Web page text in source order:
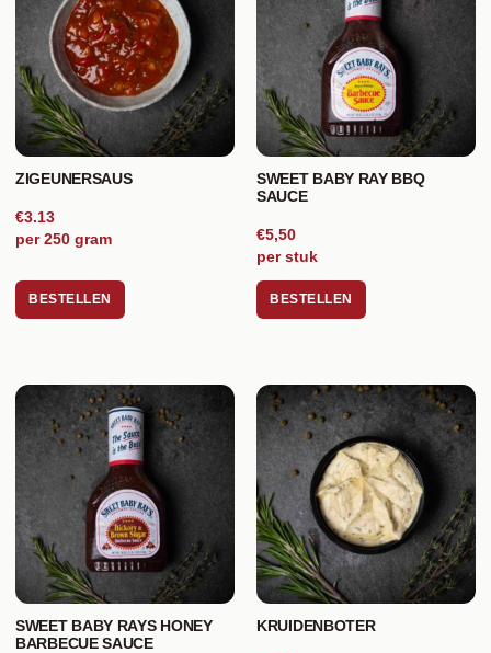
ZIGEUNERSAUS
€3.13
per 250 gram
BESTELLEN
SWEET BABY RAY BBQ
SAUCE
€5,50
per stuk
BESTELLEN
SWEET BABY RAYS HONEY
BARBECUE SAUCE
KRUIDENBOTER